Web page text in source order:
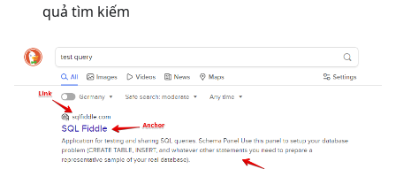
quả tìm kiếm